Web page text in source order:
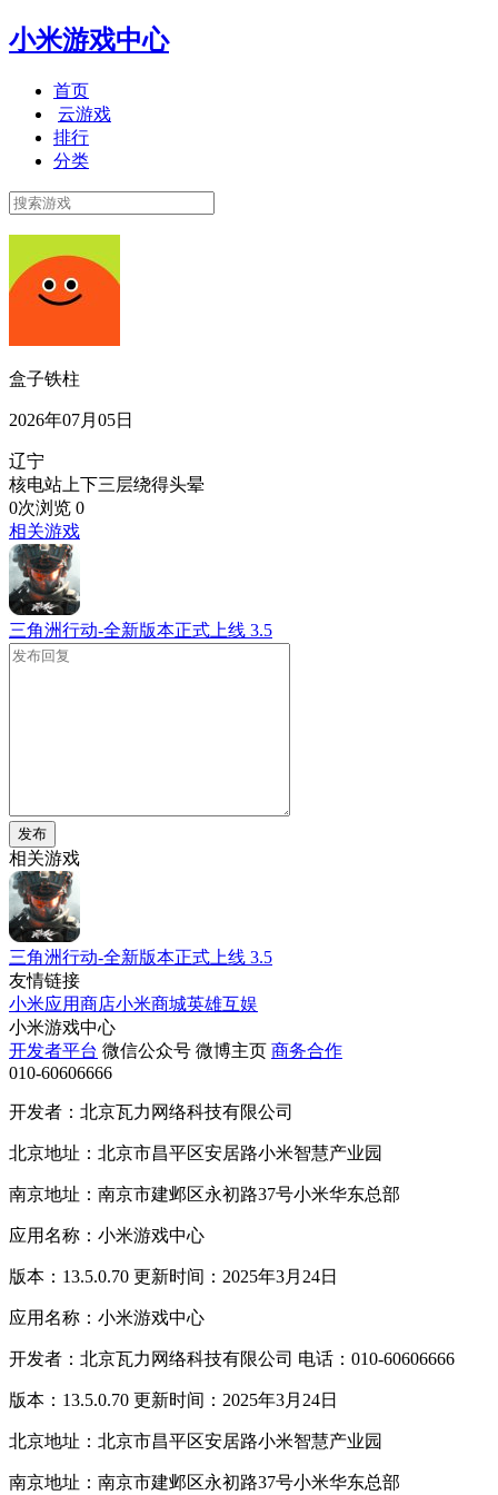
小米游戏中心
首页
云游戏
排行
分类
盒子铁柱
2026年07月05日
辽宁
核电站上下三层绕得头晕
0次浏览 0
相关游戏
三角洲行动-全新版本正式上线 3.5
发布
相关游戏
三角洲行动-全新版本正式上线 3.5
友情链接
小米应用商店小米商城英雄互娱
小米游戏中心
开发者平台 微信公众号 微博主页 商务合作
010-60606666
开发者：北京瓦力网络科技有限公司
北京地址：北京市昌平区安居路小米智慧产业园
南京地址：南京市建邺区永初路37号小米华东总部
应用名称：小米游戏中心
版本：13.5.0.70 更新时间：2025年3月24日
应用名称：小米游戏中心
开发者：北京瓦力网络科技有限公司 电话：010-60606666
版本：13.5.0.70 更新时间：2025年3月24日
北京地址：北京市昌平区安居路小米智慧产业园
南京地址：南京市建邺区永初路37号小米华东总部